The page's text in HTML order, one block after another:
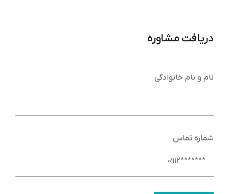
دریافت مشاوره
نام و نام خانوادگی
شماره تماس